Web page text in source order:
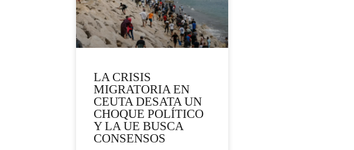
LA CRISIS
MIGRATORIA EN
CEUTA DESATA UN
CHOQUE POLÍTICO
Y LA UE BUSCA
CONSENSOS